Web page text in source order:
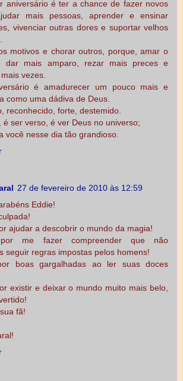
aniversário é ter a chance de fazer novos
mais pessoas, aprender e ensinar
vivenciar outras dores e suportar velhos
motivos e chorar outros, porque, amar o
dar mais amparo, rezar mais preces e
vezes.
é amadurecer um pouco mais e
como uma dádiva de Deus.
reconhecido, forte, destemido.
é ser verso, é ver Deus no universo;
você nesse dia tão grandioso.
27 de fevereiro de 2010 às 12:59
Eddie!
ajudar a descobrir o mundo da magia!
por me fazer compreender que não
seguir regras impostas pelos homens!
boas gargalhadas ao ler suas doces
existir e deixar o mundo muito mais belo,
fã!